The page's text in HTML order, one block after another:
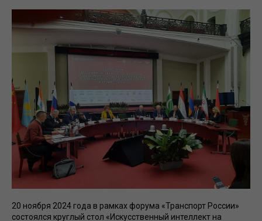
20 ноября 2024 года в рамках форума «Транспорт России»
состоялся круглый стол «Искусственный интеллект на